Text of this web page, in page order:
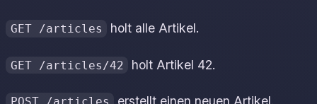
GET /articles holt alle Artikel.
GET /articles/42 holt Artikel 42.
erstellt einen neuen Artikel.